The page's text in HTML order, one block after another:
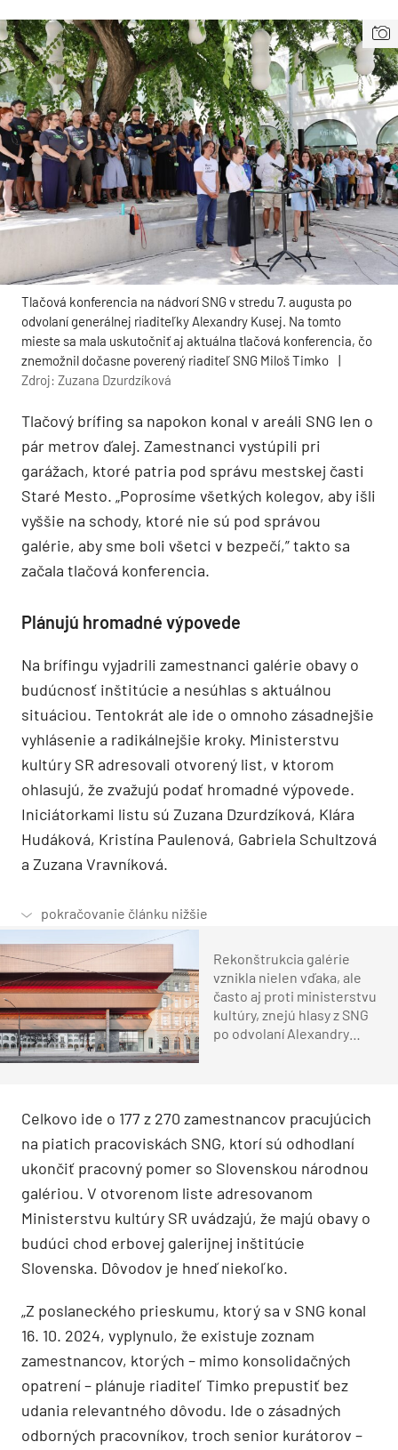
Tlačová konferencia na nádvorí SNG v stredu 7. augusta po
odvolaní generálnej riaditeľky Alexandry Kusej. Na tomto
mieste sa mala uskutočniť aj aktuálna tlačová konferencia, čo
znemožnil dočasne poverený riaditeľ SNG Miloš Timko
Zdroj: Zuzana Dzurdzíková
Tlačový brífing sa napokon konal v areáli SNG len o
pár metrov ďalej. Zamestnanci vystúpili pri
garážach, ktoré patria pod správu mestskej časti
Staré Mesto. „Poprosíme všetkých kolegov, aby išli
vyššie na schody, ktoré nie sú pod správou
galérie, aby sme boli všetci v bezpečí,” takto sa
začala tlačová konferencia.
Plánujú hromadné výpovede
Na brífingu vyjadrili zamestnanci galérie obavy o
budúcnosť inštitúcie a nesúhlas s aktuálnou
situáciou. Tentokrát ale ide o omnoho zásadnejšie
vyhlásenie a radikálnejšie kroky. Ministerstvu
kultúry SR adresovali otvorený list, v ktorom
ohlasujú, že zvažujú podať hromadné výpovede.
Iniciátorkami listu sú Zuzana Dzurdzíková, Klára
Hudáková, Kristína Paulenová, Gabriela Schultzová
a Zuzana Vravníková.
Rekonštrukcia galérie
vznikla nielen vďaka, ale
často aj proti ministerstvu
kultúry, znejú hlasy z SNG
po odvolaní Alexandry
Celkovo ide o 177 z 270 zamestnancov pracujúcich
na piatich pracoviskách SNG, ktorí sú odhodlaní
ukončiť pracovný pomer so Slovenskou národnou
galériou. V otvorenom liste adresovanom
Ministerstvu kultúry SR uvádzajú, že majú obavy o
budúci chod erbovej galerijnej inštitúcie
Slovenska. Dôvodov je hneď niekoľko.
„Z poslaneckého prieskumu, ktorý sa v SNG konal
16. 10. 2024, vyplynulo, že existuje zoznam
zamestnancov, ktorých – mimo konsolidačných
opatrení – plánuje riaditeľ Timko prepustiť bez
udania relevantného dôvodu. Ide o zásadných
odborných pracovníkov, troch senior kurátorov –